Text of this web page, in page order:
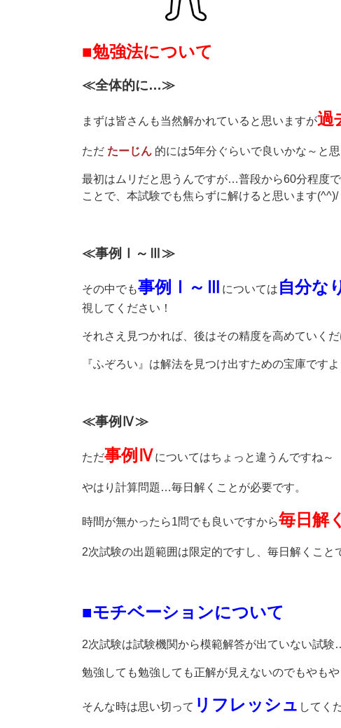
■勉強法について
≪全体的に…≫
まずは皆さんも当然解かれていると思いますが過
ただ たーじん 的には5年分ぐらいで良いかな～と
最初はムリだと思うんですが…普段から60分程度
ことで、本試験でも焦らずに解けると思います(^^)/
≪事例Ⅰ～Ⅲ≫
その中でも事例Ⅰ～Ⅲ については 自分な
視してください！
それさえ見つかれば、後はその精度を高めていく
『ふぞろい』は解法を見つけ出すための宝庫ですよ
≪事例Ⅳ≫
ただ事例Ⅳについてはちょっと違うんですね～
やはり計算問題…毎日解くことが必要です。
時間が無かったら1問でも良いですから毎日解
2次試験の出題範囲は限定的ですし、毎日解くこ
■モチベーションについて
2次試験は試験機関から模範解答が出ていない試験
勉強しても勉強しても正解が見えないのでもやも
そんな時は思い切って リフレッシュ してく